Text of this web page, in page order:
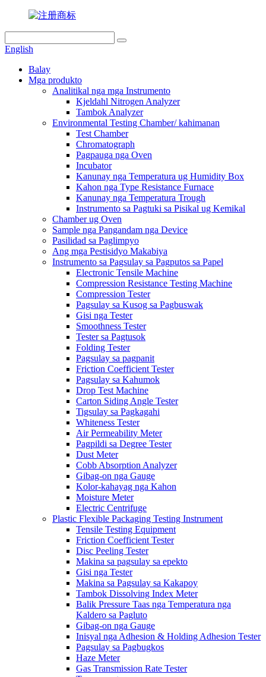
English
Balay
Mga produkto
Analitikal nga mga Instrumento
Kjeldahl Nitrogen Analyzer
Tambok Analyzer
Environmental Testing Chamber/ kahimanan
Test Chamber
Chromatograph
Pagpauga nga Oven
Incubator
Kanunay nga Temperatura ug Humidity Box
Kahon nga Type Resistance Furnace
Kanunay nga Temperatura Trough
Instrumento sa Pagtuki sa Pisikal ug Kemikal
Chamber ug Oven
Sample nga Pangandam nga Device
Pasilidad sa Paglimpyo
Ang mga Pestisidyo Makabiya
Instrumento sa Pagsulay sa Pagputos sa Papel
Electronic Tensile Machine
Compression Resistance Testing Machine
Compression Tester
Pagsulay sa Kusog sa Pagbuswak
Gisi nga Tester
Smoothness Tester
Tester sa Pagtusok
Folding Tester
Pagsulay sa pagpanit
Friction Coefficient Tester
Pagsulay sa Kahumok
Drop Test Machine
Carton Siding Angle Tester
Tigsulay sa Pagkagahi
Whiteness Tester
Air Permeability Meter
Pagpildi sa Degree Tester
Dust Meter
Cobb Absorption Analyzer
Gibag-on nga Gauge
Kolor-kahayag nga Kahon
Moisture Meter
Electric Centrifuge
Plastic Flexible Packaging Testing Instrument
Tensile Testing Equipment
Friction Coefficient Tester
Disc Peeling Tester
Makina sa pagsulay sa epekto
Gisi nga Tester
Makina sa Pagsulay sa Kakapoy
Tambok Dissolving Index Meter
Balik Pressure Taas nga Temperatura nga
Kaldero sa Pagluto
Gibag-on nga Gauge
Inisyal nga Adhesion & Holding Adhesion Tester
Pagsulay sa Pagbugkos
Haze Meter
Gas Transmission Rate Tester